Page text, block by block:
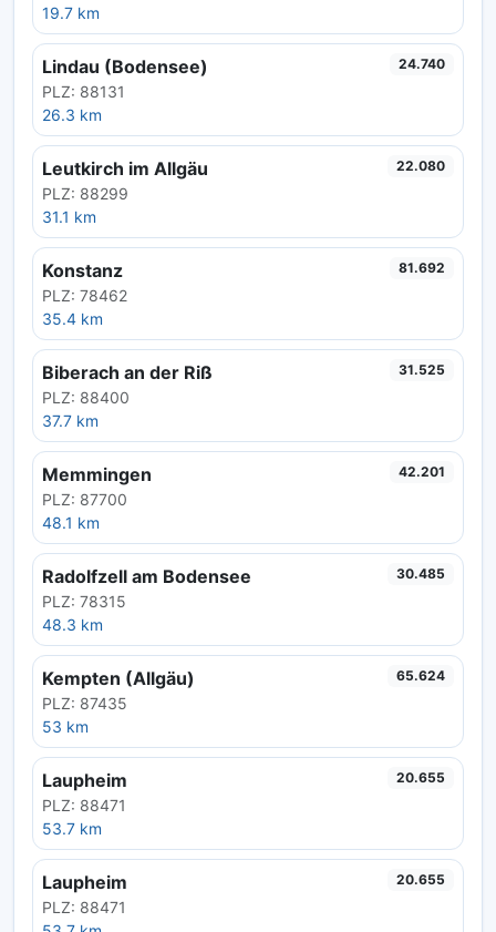
19.7 km
Lindau (Bodensee)
PLZ: 88131
26.3 km
24.740
Leutkirch im Allgäu
PLZ: 88299
31.1 km
22.080
Konstanz
PLZ: 78462
35.4 km
81.692
Biberach an der Riß
PLZ: 88400
37.7 km
31.525
Memmingen
PLZ: 87700
48.1 km
42.201
Radolfzell am Bodensee
PLZ: 78315
48.3 km
30.485
Kempten (Allgäu)
PLZ: 87435
53 km
65.624
Laupheim
PLZ: 88471
53.7 km
20.655
Laupheim
PLZ: 88471
20.655